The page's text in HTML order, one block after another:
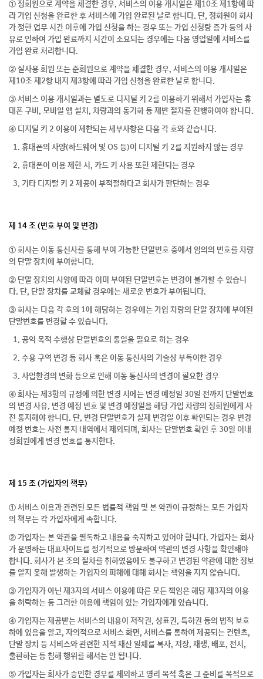
① 정회원으로 계약을 체결한 경우, 서비스의 이용 개시일은 제10조 제1항에 따
라 가입 신청을 완료한 후 서비스에 가입 완료된 날로 합니다. 단, 정회원이 회사
가 정한 업무 시간 이후에 가입 신청을 하는 경우 또는 가입 신청량 증가 등의 사
유로 인하여 가입 완료까지 시간이 소요되는 경우에는 다음 영업일에 서비스를
가입 완료 처리합니다.
② 실사용 회원 또는 준회원으로 계약을 체결한 경우, 서비스의 이용 개시일은
제10조 제2항 내지 제3항에 따라 가입 신청을 완료한 날로 합니다.
③ 서비스 이용 개시일과는 별도로 디지털 키 2를 이용하기 위해서 가입자는 휴
대폰 구비, 모바일 앱 설치, 차량과의 동기화 등 제반 절차를 진행하여야 합니다.
④ 디지털 키 2 이용이 제한되는 세부사항은 다음 각 호와 같습니다.
1. 휴대폰의 사양(하드웨어 및 OS 등)이 디지털 키 2를 지원하지 않는 경우
2. 휴대폰이 이용 제한 시, 카드 키 사용 또한 제한되는 경우
3. 기타 디지털 키 2 제공이 부적절하다고 회사가 판단하는 경우
제 14 조 (번호 부여 및 변경)
① 회사는 이동 통신사를 통해 부여 가능한 단말번호 중에서 임의의 번호를 차량
의 단말 장치에 부여합니다.
② 단말 장치의 사양에 따라 이미 부여된 단말번호는 변경이 불가할 수 있습니
다. 단, 단말 장치를 교체할 경우에는 새로운 번호가 부여됩니다.
③ 회사는 다음 각 호의 1에 해당하는 경우에는 가입 차량의 단말 장치에 부여된
단말번호를 변경할 수 있습니다.
1. 공익 목적 수행상 단말번호의 통일을 필요로 하는 경우
2. 수용 구역 변경 등 회사 혹은 이동 통신사의 기술상 부득이한 경우
3. 사업환경의 변화 등으로 인해 이동 통신사의 변경이 필요한 경우
④ 회사는 제3항의 규정에 의한 변경 시에는 변경 예정일 30일 전까지 단말번호
의 변경 사유, 변경 예정 번호 및 변경 예정일을 해당 가입 차량의 정회원에게 사
전 통지해야 합니다. 단, 변경 단말번호가 실제 변경일 이후 확인되는 경우 변경
예정 번호는 사전 통지 내역에서 제외되며, 회사는 단말번호 확인 후 30일 이내
정회원에게 변경 번호를 통지한다.
제 15 조 (가입자의 책무)
① 서비스 이용과 관련된 모든 법률적 책임 및 본 약관이 규정하는 모든 가입자
의 책무는 각 가입자에게 속합니다.
② 가입자는 본 약관을 필독하고 내용을 숙지하고 있어야 합니다. 가입자는 회사
가 운영하는 대표사이트를 정기적으로 방문하여 약관의 변경 사항을 확인해야
합니다. 회사가 본 조의 절차를 취하였음에도 불구하고 변경된 약관에 대한 정보
를 알지 못해 발생하는 가입자의 피해에 대해 회사는 책임을 지지 않습니다.
③ 가입자가 아닌 제3자의 서비스 이용에 따른 모든 책임은 해당 제3자의 이용
을 허락하는 등 그러한 이용에 책임이 있는 가입자에게 있습니다.
④ 가입자는 제공받는 서비스의 내용이 저작권, 상표권, 특허권 등의 법적 보호
하에 있음을 알고, 자의적으로 서비스 화면, 서비스를 통하여 제공되는 컨텐츠,
단말 장치 등 서비스와 관련한 지적 재산 일체를 복사, 저장, 재생, 배포, 전시,
출판하는 등 침해 행위를 해서는 안 됩니다.
⑤ 가입자는 회사가 승인한 경우를 제외하고 영리 목적 혹은 그 준비를 목적으로